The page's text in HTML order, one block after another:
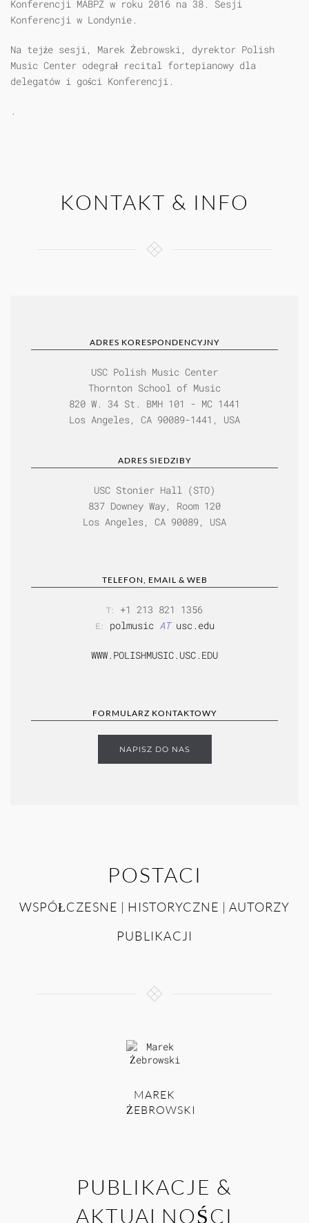
Konferencji MABPZ w roku 2016 na 38. Sesji
Konferencji w Londynie.
Na tejże sesji, Marek Żebrowski, dyrektor Polish
Music Center odegrał recital fortepianowy dla
delegatów i gości Konferencji.
.
KONTAKT & INFO
ADRES KORESPONDENCYJNY
USC Polish Music Center
Thornton School of Music
820 W. 34 St. BMH 101 - MC 1441
Los Angeles, CA 90089-1441, USA
ADRES SIEDZIBY
USC Stonier Hall (STO)
837 Downey Way, Room 120
Los Angeles, CA 90089, USA
TELEFON, EMAIL & WEB
T: +1 213 821 1356
E: polmusic AT usc.edu
WWW.POLISHMUSIC.USC.EDU
FORMULARZ KONTAKTOWY
NAPISZ DO NAS
POSTACI
WSPÓŁCZESNE | HISTORYCZNE | AUTORZY
PUBLIKACJI
MAREK
ŻEBROWSKI
PUBLIKACJE &
AKTUALNOŚCI